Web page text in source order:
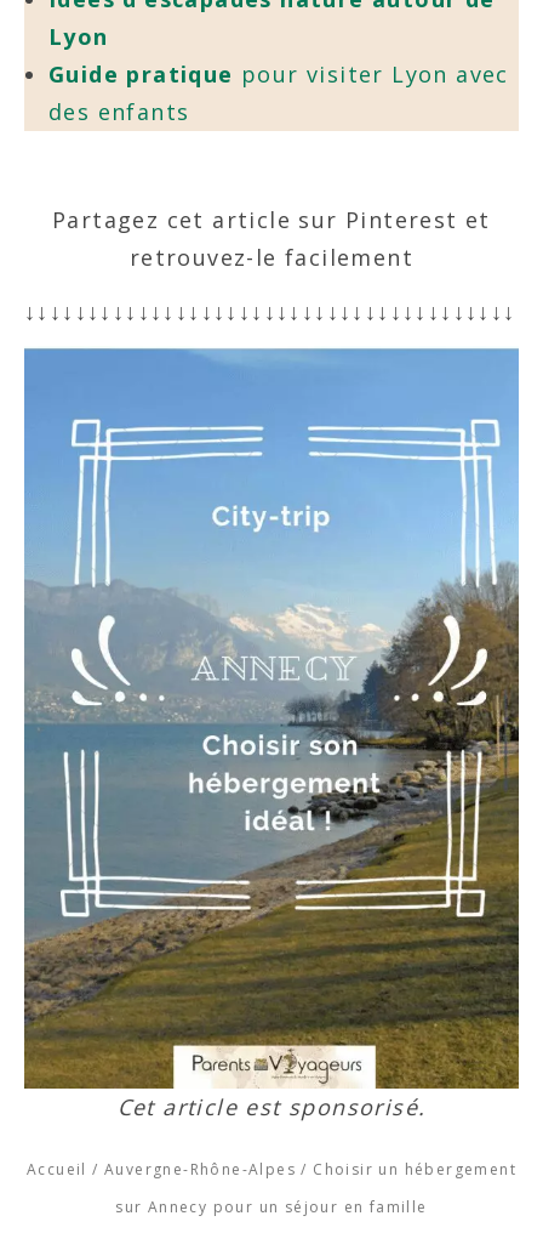
Lyon
Guide pratique pour visiter Lyon avec
des enfants
Partagez cet article sur Pinterest et
retrouvez-le facilement
Cet article est sponsorisé.
Accueil / Auvergne-Rhône-Alpes / Choisir un hébergement
sur Annecy pour un séjour en famille